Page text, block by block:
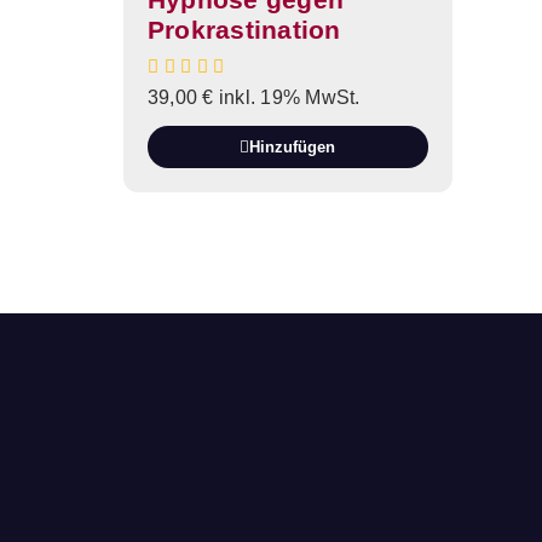
Prokrastination
39,00€ inkl. 19% MwSt.
Hinzufügen